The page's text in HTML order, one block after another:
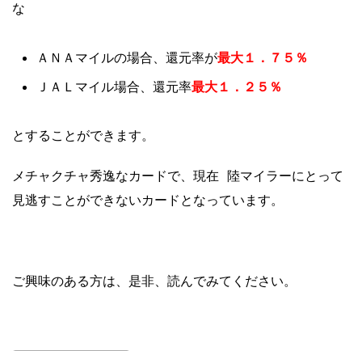
な
ＡＮＡマイルの場合、還元率が最大１．７５％
ＪＡＬマイル場合、還元率最大１．２５％
とすることができます。
メチャクチャ秀逸なカードで、現在 陸マイラーにとって
見逃すことができないカードとなっています。
ご興味のある方は、是非、読んでみてください。